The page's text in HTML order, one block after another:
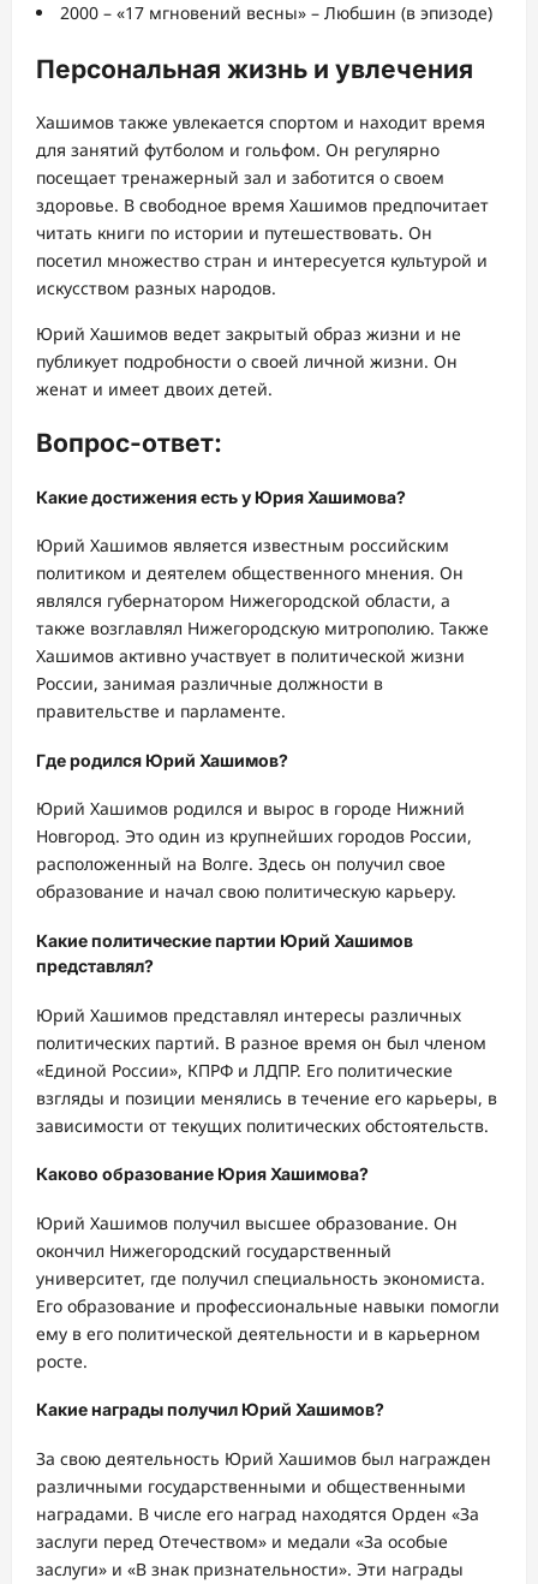
2000 – «17 мгновений весны» – Любшин (в эпизоде)
Персональная жизнь и увлечения
Хашимов также увлекается спортом и находит время
для занятий футболом и гольфом. Он регулярно
посещает тренажерный зал и заботится о своем
здоровье. В свободное время Хашимов предпочитает
читать книги по истории и путешествовать. Он
посетил множество стран и интересуется культурой и
искусством разных народов.
Юрий Хашимов ведет закрытый образ жизни и не
публикует подробности о своей личной жизни. Он
женат и имеет двоих детей.
Вопрос-ответ:
Какие достижения есть у Юрия Хашимова?
Юрий Хашимов является известным российским
политиком и деятелем общественного мнения. Он
являлся губернатором Нижегородской области, а
также возглавлял Нижегородскую митрополию. Также
Хашимов активно участвует в политической жизни
России, занимая различные должности в
правительстве и парламенте.
Где родился Юрий Хашимов?
Юрий Хашимов родился и вырос в городе Нижний
Новгород. Это один из крупнейших городов России,
расположенный на Волге. Здесь он получил свое
образование и начал свою политическую карьеру.
Какие политические партии Юрий Хашимов
представлял?
Юрий Хашимов представлял интересы различных
политических партий. В разное время он был членом
«Единой России», КПРФ и ЛДПР. Его политические
взгляды и позиции менялись в течение его карьеры, в
зависимости от текущих политических обстоятельств.
Каково образование Юрия Хашимова?
Юрий Хашимов получил высшее образование. Он
окончил Нижегородский государственный
университет, где получил специальность экономиста.
Его образование и профессиональные навыки помогли
ему в его политической деятельности и в карьерном
росте.
Какие награды получил Юрий Хашимов?
За свою деятельность Юрий Хашимов был награжден
различными государственными и общественными
наградами. В числе его наград находятся Орден «За
заслуги перед Отечеством» и медали «За особые
заслуги» и «В знак признательности». Эти награды